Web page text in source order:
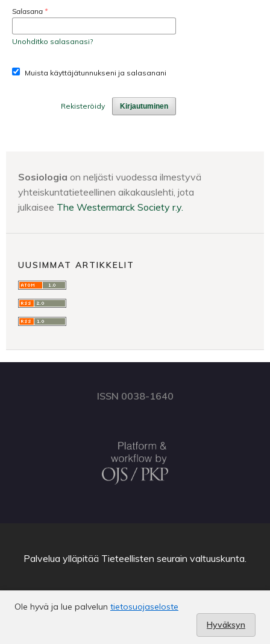
Salasana *
Unohditko salasanasi?
Muista käyttäjätunnukseni ja salasanani
Kirjautuminen
Rekisteröidy
Sosiologia on neljästi vuodessa ilmestyvä
yhteiskuntatieteellinen aikakauslehti, jota
julkaisee The Westermarck Society r.y.
UUSIMMAT ARTIKKELIT
ISSN 0038-1640
Ole hyvä ja lue palvelun tietosuojaseloste
Hyväksyn
Palvelua ylläpitää Tieteellisten seurain valtuuskunta.